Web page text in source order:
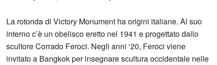
La rotonda di Victory Monument ha origini italiane. Al suo
interno c’è un obelisco eretto nel 1941 e progettato dallo
scultore Corrado Feroci. Negli anni ‘20, Feroci viene
invitato a Bangkok per insegnare scultura occidentale nelle